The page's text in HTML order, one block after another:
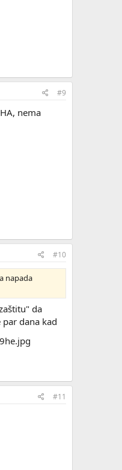
#9
nema
#10
napada
da
dana kad
#11